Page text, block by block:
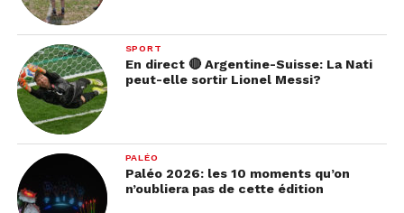
SPORT
En direct 🔴 Argentine-Suisse: La Nati
peut-elle sortir Lionel Messi?
PALÉO
Paléo 2026: les 10 moments qu’on
n’oubliera pas de cette édition